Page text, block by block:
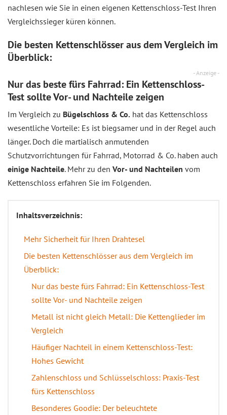
nachlesen wie Sie in einen eigenen Kettenschloss-Test Ihren
Vergleichssieger küren können.
Die besten Kettenschlösser aus demVergleich im
Überblick:
- Anzeige -
Nur das beste fürs Fahrrad: Ein Kettenschloss-
Test sollte Vor- und Nachteile zeigen
Im Vergleich zu Bügelschloss & Co. hat das Kettenschloss
wesentliche Vorteile: Es ist biegsamer und in der Regel auch
länger. Doch die martialisch anmutenden
Schutzvorrichtungen für Fahrrad, Motorrad & Co. haben auch
einige Nachteile. Mehr zu den Vor- und Nachteilen vom
Kettenschloss erfahren Sie im Folgenden.
Inhaltsverzeichnis:
Mehr Sicherheit für Ihren Drahtesel
Die besten Kettenschlösser aus dem Vergleich im
Überblick:
Nur das beste fürs Fahrrad: Ein Kettenschloss-Test
sollte Vor- und Nachteile zeigen
Metall ist nicht gleich Metall: Die Kettenglieder im
Vergleich
Häufiger Nachteil in einem Kettenschloss-Test:
Hohes Gewicht
Zahlenschloss und Schlüsselschloss: Praxis-Test
fürs Kettenschloss
Besonderes Goodie: Der beleuchtete